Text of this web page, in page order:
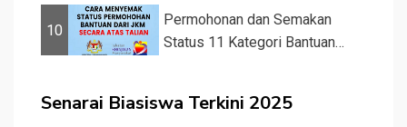
10
Permohonan dan Semakan
Status 11 Kategori Bantuan
Senarai Biasiswa Terkini 2025